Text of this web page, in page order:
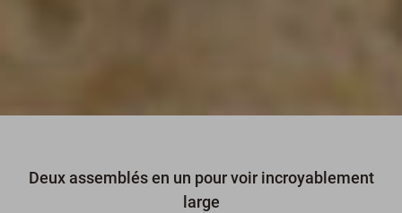
Deux assemblés en un pour voir incroyablement
large